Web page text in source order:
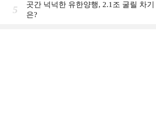
5
곳간 넉넉한 유한양행, 2.1조 굴릴 차
은?